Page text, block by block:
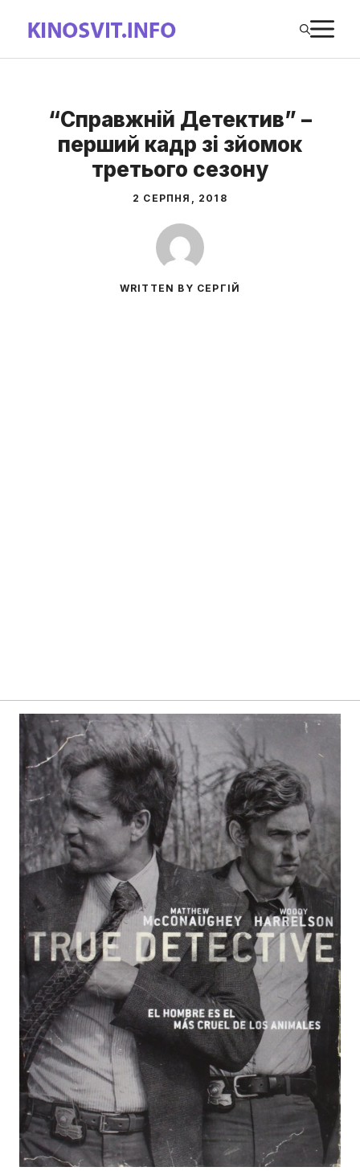
вмісту
“Справжній Детектив” –
перший кадр зі зйомок
третього сезону
2 СЕРПНЯ, 2018
WRITTEN BY СЕРГІЙ